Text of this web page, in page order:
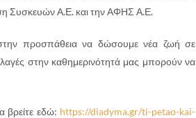
Συσκευών Α.Ε. και την ΑΦΗΣ Α.Ε.
προσπάθεια να δώσουμε νέα ζωή σε
στην καθημερινότητά μας μπορούν να
βρείτε εδώ: https://diadyma.gr/ti-petao-kai-